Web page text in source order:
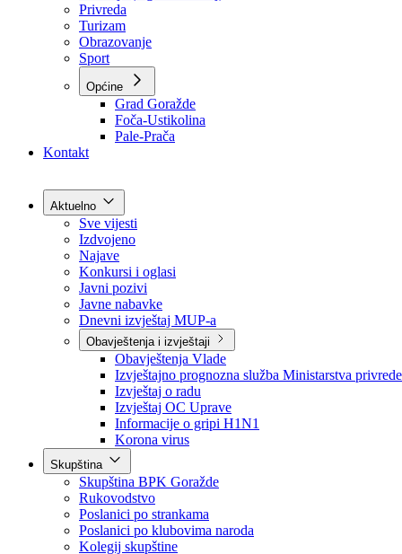
O kantonu
Simboli kantona (Grb, zastava)
Historija (digitalni muzej)
Privreda
Turizam
Obrazovanje
Sport
Općine
Kontakt
Aktuelno
Sve vijesti
Izdvojeno
Najave
Konkursi i oglasi
Javni pozivi
Javne nabavke
Dnevni izvještaj MUP-a
Obavještenja i izvještaji
Obavještenja Vlade
Izvještajno prognozna služba Ministarstva privrede
Izvještaj o radu
Izvještaj OC Uprave
Informacije o gripi H1N1
Korona virus
Skupština
Skupština BPK Goražde
Rukovodstvo